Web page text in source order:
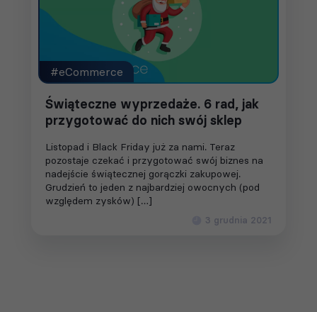
#eCommerce
Świąteczne wyprzedaże. 6 rad, jak
przygotować do nich swój sklep
Listopad i Black Friday już za nami. Teraz
pozostaje czekać i przygotować swój biznes na
nadejście świątecznej gorączki zakupowej.
Grudzień to jeden z najbardziej owocnych (pod
względem zysków) […]
3 grudnia 2021